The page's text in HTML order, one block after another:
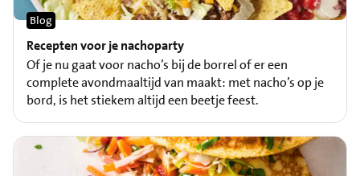
Recepten voor je nachoparty
Blog
Of je nu gaat voor nacho’s bij de borrel of er een
complete avondmaaltijd van maakt: met nacho’s op je
bord, is het stiekem altijd een beetje feest.